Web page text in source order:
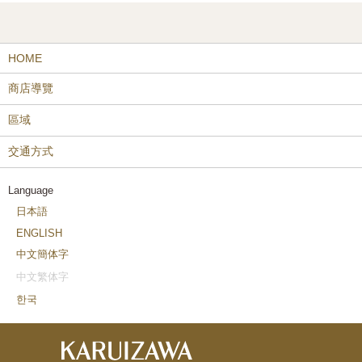
HOME
商店導覽
區域
交通方式
Language
日本語
ENGLISH
中文簡体字
中文繁体字
한국